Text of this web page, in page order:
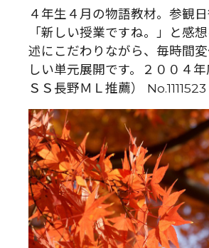
４年生４月の物語教材。参観
「新しい授業ですね。」と感
述にこだわりながら、毎時間
しい単元展開です。２００４
ＳＳ長野ＭＬ推薦） No.1111523